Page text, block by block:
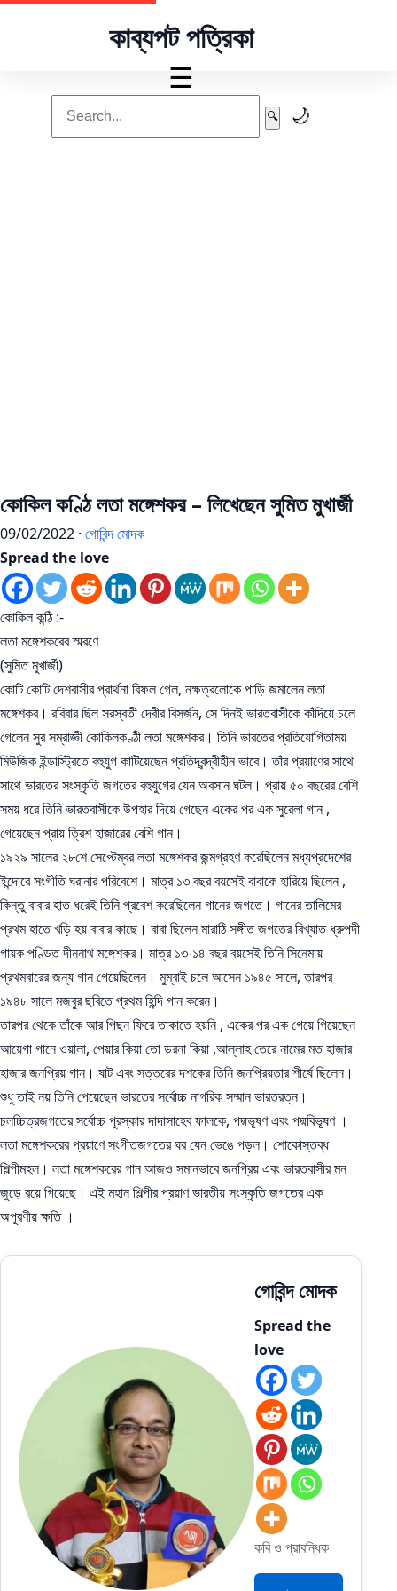
কাব্যপট পত্রিকা
☰
🔍 🌙
কোকিল কণ্ঠি লতা মঙ্গেশকর – লিখেছেন সুমিত মুখার্জী
09/02/2022 · গোবিন্দ মোদক
Spread the love
কোকিল কন্ঠি :-
লতা মঙ্গেশকরের স্মরণে
(সুমিত মুখার্জী)
কোটি কোটি দেশবাসীর প্রার্থনা বিফল গেল, নক্ষত্রলোকে পাড়ি জমালেন লতা
মঙ্গেশকর। রবিবার ছিল সরস্বতী দেবীর বিসর্জন, সে দিনই ভারতবাসীকে কাঁদিয়ে চলে
গেলেন সুর সম্রাজ্ঞী কোকিলকণ্ঠী লতা মঙ্গেশকর। তিনি ভারতের প্রতিযোগিতাময়
মিউজিক ইন্ডাস্ট্রিতে বহুযুগ কাটিয়েছেন প্রতিদ্বন্দ্বীহীন ভাবে। তাঁর প্রয়াণের সাথে
সাথে ভারতের সংস্কৃতি জগতের বহুযুগের যেন অবসান ঘটল। প্রায় ৫০ বছরের বেশি
সময় ধরে তিনি ভারতবাসীকে উপহার দিয়ে গেছেন একের পর এক সুরেলা গান ,
গেয়েছেন প্রায় ত্রিশ হাজারের বেশি গান।
১৯২৯ সালের ২৮শে সেপ্টেম্বর লতা মঙ্গেশকর জন্মগ্রহণ করেছিলেন মধ্যপ্রদেশের
ইন্দোরে সংগীতি ঘরানার পরিবেশে। মাত্র ১৩ বছর বয়সেই বাবাকে হারিয়ে ছিলেন ,
কিন্তু বাবার হাত ধরেই তিনি প্রবেশ করেছিলেন গানের জগতে। গানের তালিমের
প্রথম হাতে খড়ি হয় বাবার কাছে। বাবা ছিলেন মারাঠি সঙ্গীত জগতের বিখ্যাত ধ্রুপদী
গায়ক পণ্ডিত দীননাথ মঙ্গেশকর। মাত্র ১৩-১৪ বছর বয়সেই তিনি সিনেমায়
প্রথমবারের জন্য গান গেয়েছিলেন। মুম্বাই চলে আসেন ১৯৪৫ সালে, তারপর
১৯৪৮ সালে মজবুর ছবিতে প্রথম হিন্দি গান করেন।
তারপর থেকে তাঁকে আর পিছন ফিরে তাকাতে হয়নি , একের পর এক গেয়ে গিয়েছেন
আয়েগা গানে ওয়ালা, পেয়ার কিয়া তো ডরনা কিয়া ,আল্লাহ তেরে নামের মত হাজার
হাজার জনপ্রিয় গান। ষাট এবং সত্তরের দশকের তিনি জনপ্রিয়তার শীর্ষে ছিলেন।
শুধু তাই নয় তিনি পেয়েছেন ভারতের সর্বোচ্চ নাগরিক সম্মান ভারতরত্ন।
চলচ্চিত্রজগতের সর্বোচ্চ পুরস্কার দাদাসাহেব ফালকে, পদ্মভূষণ এবং পদ্মবিভূষণ ।
লতা মঙ্গেশকরের প্রয়াণে সংগীতজগতের ঘর যেন ভেঙে পড়ল। শোকোস্তব্ধ
শিল্পীমহল। লতা মঙ্গেশকরের গান আজও সমানভাবে জনপ্রিয় এবং ভারতবাসীর মন
জুড়ে রয়ে গিয়েছে। এই মহান শিল্পীর প্রয়াণ ভারতীয় সংস্কৃতি জগতের এক
অপূরণীয় ক্ষতি ।
গোবিন্দ মোদক
Spread the
love
কবি ও প্রাবন্ধিক